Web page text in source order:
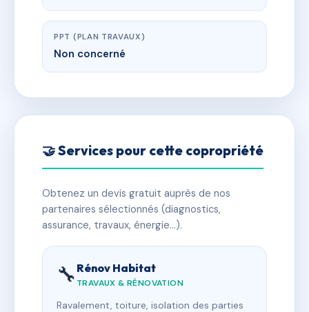
PPT (PLAN TRAVAUX)
Non concerné
🤝 Services pour cette copropriété
Obtenez un devis gratuit auprès de nos
partenaires sélectionnés (diagnostics,
assurance, travaux, énergie…).
🔧 Rénov Habitat
TRAVAUX & RÉNOVATION
Ravalement, toiture, isolation des parties